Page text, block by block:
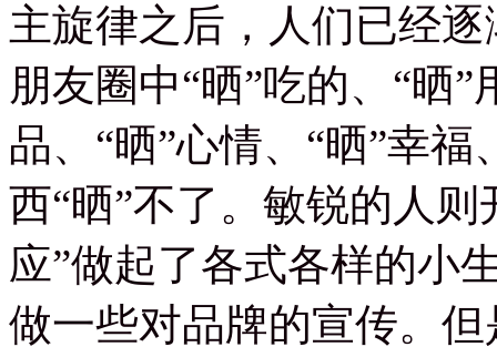
主旋律之后，人们已经
朋友圈中“晒”吃的、“晒
品、“晒”心情、“晒”幸
西“晒”不了。敏锐的人
应”做起了各式各样的小
做一些对品牌的宣传。